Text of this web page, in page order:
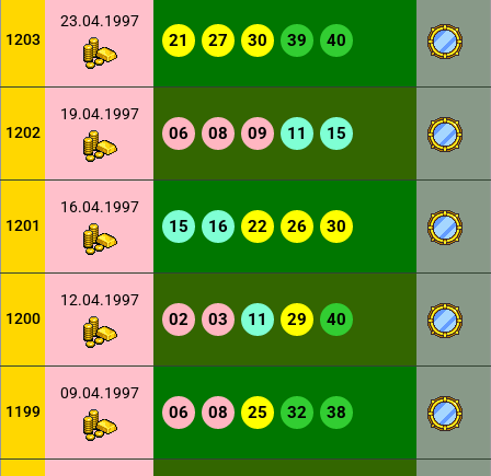
1203
23.04.1997
21 27 30 39 40
1202
19.04.1997
06 08 09 11 15
1201
16.04.1997
15 16 22 26 30
1200
12.04.1997
02 03 11 29 40
1199
09.04.1997
06 08 25 32 38